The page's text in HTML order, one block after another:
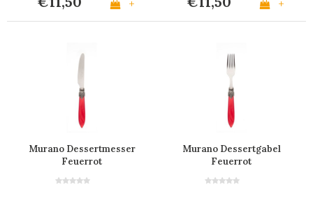
+ +
Murano Dessertmesser
Feuerrot
Murano Dessertgabel
Feuerrot